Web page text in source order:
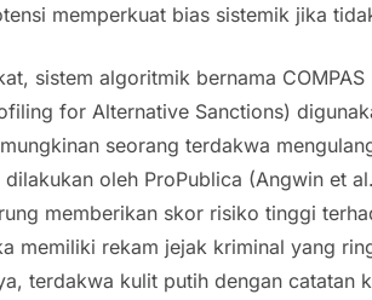
memperkuat bias sistemik jika
sistem algoritmik bernama COMPAS
for Alternative Sanctions)
seorang terdakwa
oleh ProPublica (Angwin et
memberikan skor risiko tinggi
memiliki rekam jejak kriminal yang
terdakwa kulit putih dengan catatan